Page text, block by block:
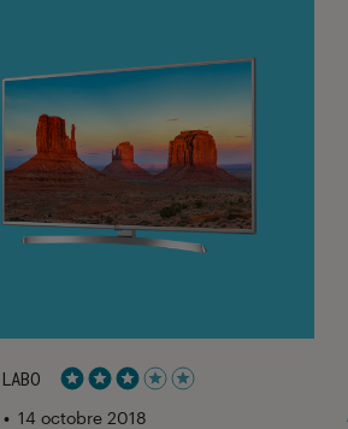
Noté 3 étoiles sur 5
• 14 octobre 2018